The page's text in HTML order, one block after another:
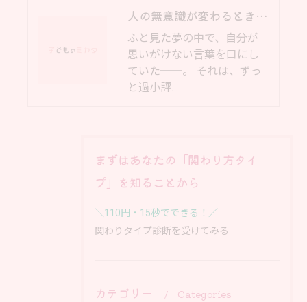
人の無意識が変わるとき｜岸和田市の育児相談より
ふと見た夢の中で、自分が
思いがけない言葉を口にし
ていた──。 それは、ずっ
と過小評…
まずはあなたの「関わり方タイ
プ」を知ることから
＼110円・15秒でできる！／
関わりタイプ診断を受けてみる
カテゴリー Categories